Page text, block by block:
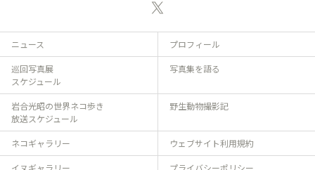
ニュース プロフィール
巡回写真展
スケジュール
写真集を語る
岩合光昭の世界ネコ歩き
放送スケジュール
野生動物撮影記
ネコギャラリー ウェブサイト利用規約
イヌギャラリー プライバシーポリシー